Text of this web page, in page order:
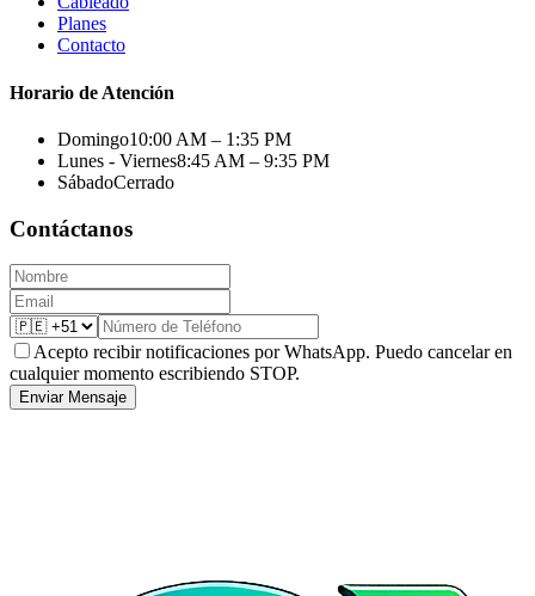
Planes
Contacto
Horario de Atención
Domingo10:00 AM – 1:35 PM
Lunes - Viernes8:45 AM – 9:35 PM
SábadoCerrado
Contáctanos
Acepto recibir notificaciones por WhatsApp. Puedo cancelar en
cualquier momento escribiendo STOP.
Enviar Mensaje